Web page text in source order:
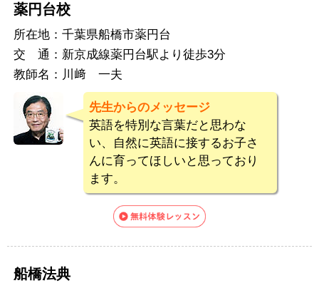
薬円台校
所在地： 千葉県船橋市薬円台
交 通： 新京成線薬円台駅より徒歩3分
教師名： 川﨑 一夫
先生からのメッセージ
英語を特別な言葉だと思わな
い、自然に英語に接するお子さ
んに育ってほしいと思っており
ます。
船橋法典